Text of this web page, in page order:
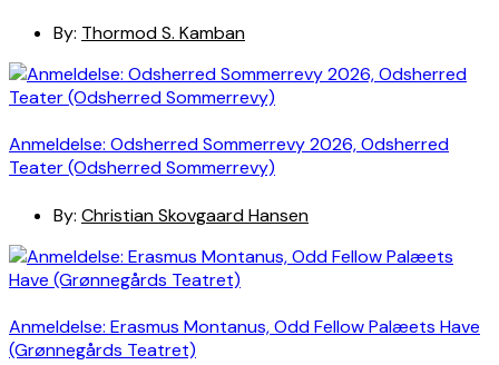
By: Thormod S. Kamban
Anmeldelse: Odsherred Sommerrevy 2026, Odsherred
Teater (Odsherred Sommerrevy)
By: Christian Skovgaard Hansen
Anmeldelse: Erasmus Montanus, Odd Fellow Palæets Have
(Grønnegårds Teatret)